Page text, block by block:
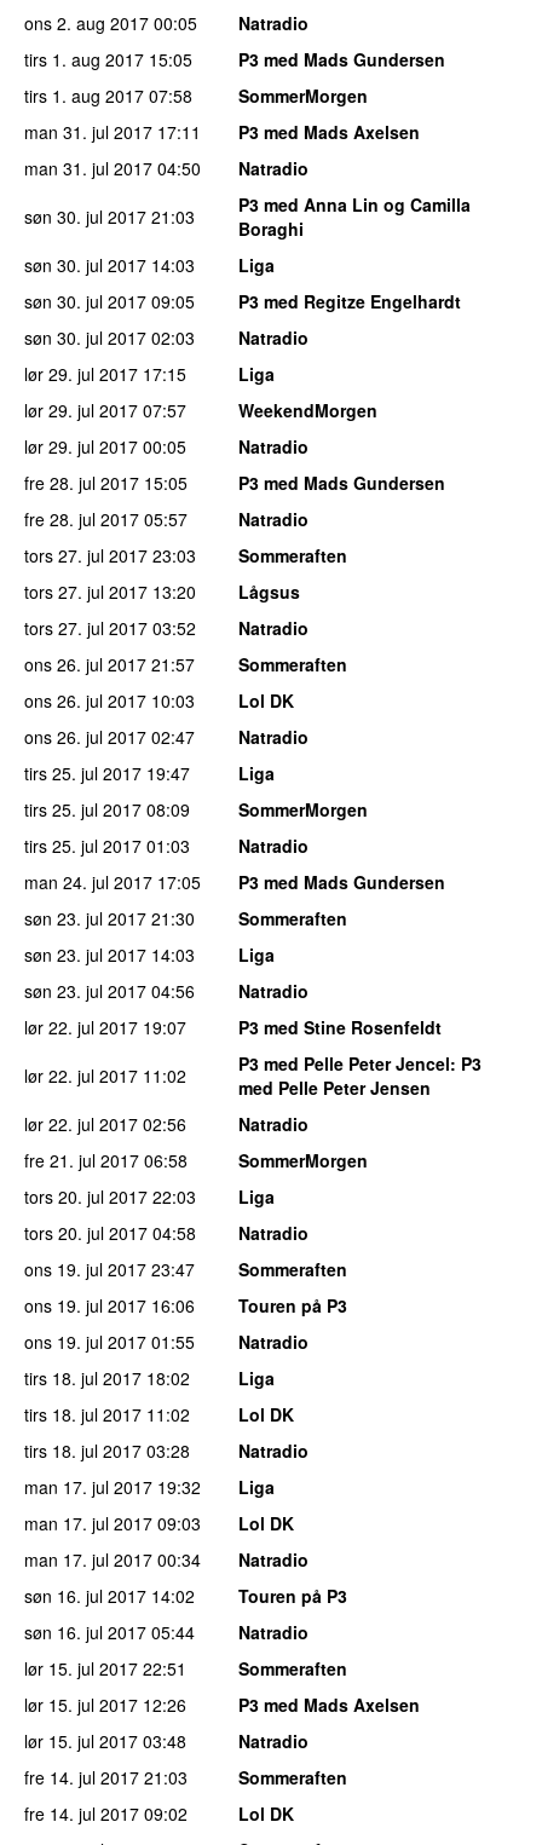
ons 2. aug 2017 00:05
Natradio
tirs 1. aug 2017 15:05
P3 med Mads Gundersen
tirs 1. aug 2017 07:58
SommerMorgen
man 31. jul 2017 17:11
P3 med Mads Axelsen
man 31. jul 2017 04:50
Natradio
søn 30. jul 2017 21:03
P3 med Anna Lin og Camilla
Boraghi
søn 30. jul 2017 14:03
Liga
søn 30. jul 2017 09:05
P3 med Regitze Engelhardt
søn 30. jul 2017 02:03
Natradio
lør 29. jul 2017 17:15
Liga
lør 29. jul 2017 07:57
WeekendMorgen
lør 29. jul 2017 00:05
Natradio
fre 28. jul 2017 15:05
P3 med Mads Gundersen
fre 28. jul 2017 05:57
Natradio
tors 27. jul 2017 23:03
Sommeraften
tors 27. jul 2017 13:20
Lågsus
tors 27. jul 2017 03:52
Natradio
ons 26. jul 2017 21:57
Sommeraften
ons 26. jul 2017 10:03
Lol DK
ons 26. jul 2017 02:47
Natradio
tirs 25. jul 2017 19:47
Liga
tirs 25. jul 2017 08:09
SommerMorgen
tirs 25. jul 2017 01:03
Natradio
man 24. jul 2017 17:05
P3 med Mads Gundersen
søn 23. jul 2017 21:30
Sommeraften
søn 23. jul 2017 14:03
Liga
søn 23. jul 2017 04:56
Natradio
lør 22. jul 2017 19:07
P3 med Stine Rosenfeldt
lør 22. jul 2017 11:02 P3 med Pelle Peter Jencel: P3
med Pelle Peter Jensen
lør 22. jul 2017 02:56
Natradio
fre 21. jul 2017 06:58
SommerMorgen
tors 20. jul 2017 22:03
Liga
tors 20. jul 2017 04:58
Natradio
ons 19. jul 2017 23:47
Sommeraften
ons 19. jul 2017 16:06
Touren på P3
ons 19. jul 2017 01:55
Natradio
tirs 18. jul 2017 18:02
Liga
tirs 18. jul 2017 11:02
Lol DK
tirs 18. jul 2017 03:28
Natradio
man 17. jul 2017 19:32
Liga
man 17. jul 2017 09:03
Lol DK
man 17. jul 2017 00:34
Natradio
søn 16. jul 2017 14:02
Touren på P3
søn 16. jul 2017 05:44
Natradio
lør 15. jul 2017 22:51
Sommeraften
lør 15. jul 2017 12:26
P3 med Mads Axelsen
lør 15. jul 2017 03:48
Natradio
fre 14. jul 2017 21:03
Sommeraften
fre 14. jul 2017 09:02
Lol DK